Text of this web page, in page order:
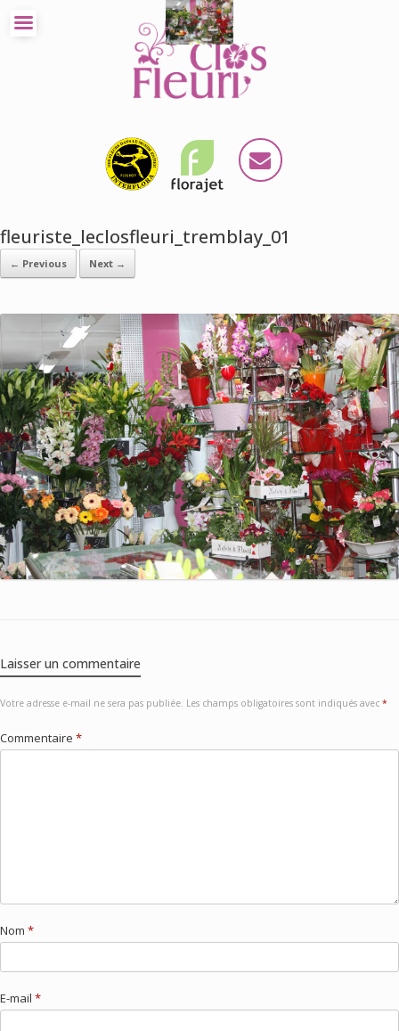
fleuriste_leclosfleuri_tremblay_01
← Previous Next →
Laisser un commentaire
Votre adresse e-mail ne sera pas publiée. Les champs obligatoires sont indiqués avec *
Commentaire *
Nom *
E-mail *